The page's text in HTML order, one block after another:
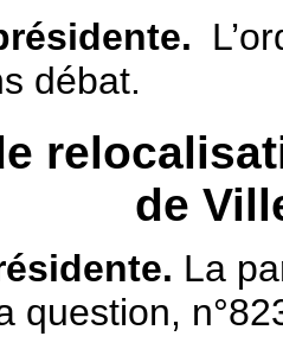
débat.
de
La
question,